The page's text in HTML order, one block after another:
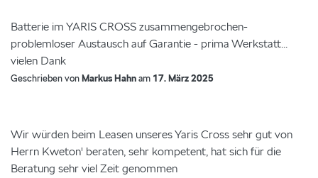
Batterie im YARIS CROSS zusammengebrochen-
problemloser Austausch auf Garantie - prima Werkstatt...
vielen Dank
Geschrieben vonMarkus Hahnam 17. März 2025
Wir würden beim Leasen unseres Yaris Cross sehr gut von
Herrn Kweton' beraten, sehr kompetent, hat sich für die
Beratung sehr viel Zeit genommen